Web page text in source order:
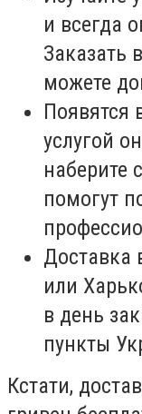
и всегда
Заказать
можете
Появятся
услугой
наберите
помогут
Доставка
или
в день
пункты
Кстати,